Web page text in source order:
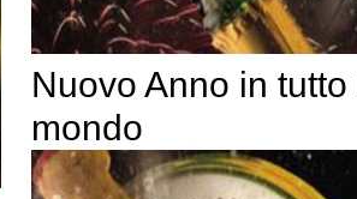
Nuovo Anno in tutto
mondo